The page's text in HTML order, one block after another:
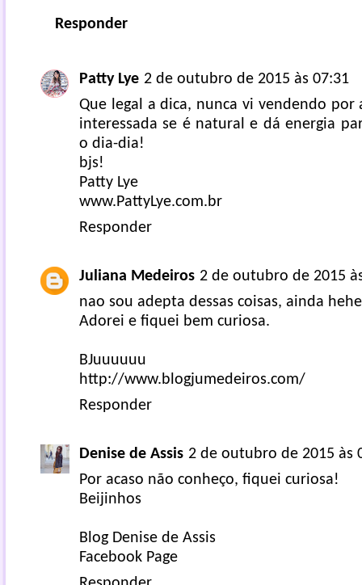
Responder
Patty Lye 2 de outubro de 2015 às 07:31
Que legal a dica, nunca vi vendendo por
interessada se é natural e dá energia
o dia-dia!
bjs!
Patty Lye
www.PattyLye.com.br
Responder
Juliana Medeiros 2 de outubro de 2015
nao sou adepta dessas coisas, ainda
Adorei e fiquei bem curiosa.
BJuuuuuu
http://www.blogjumedeiros.com/
Responder
Denise de Assis 2 de outubro de 2015 às
Por acaso não conheço, fiquei curiosa!
Beijinhos
Blog Denise de Assis
Facebook Page